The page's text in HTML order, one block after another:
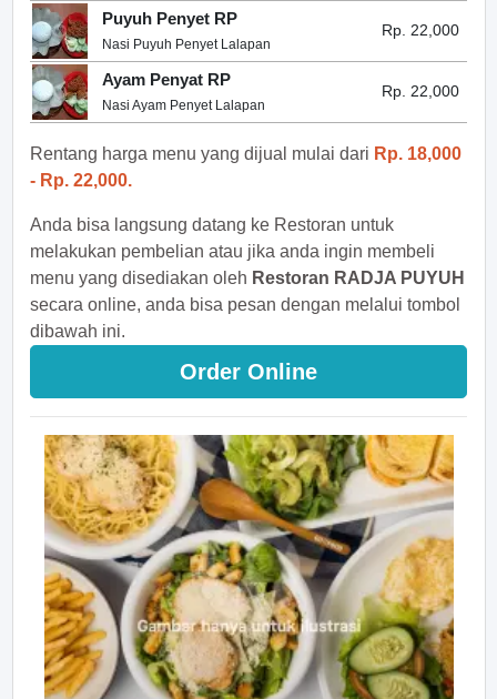
Puyuh Penyet RP
Nasi Puyuh Penyet Lalapan
Rp. 22,000
Ayam Penyat RP
Nasi Ayam Penyet Lalapan
Rp. 22,000
Rentang harga menu yang dijual mulai dari Rp. 18,000
- Rp. 22,000.
Anda bisa langsung datang ke Restoran untuk
melakukan pembelian atau jika anda ingin membeli
menu yang disediakan oleh Restoran RADJA PUYUH
secara online, anda bisa pesan dengan melalui tombol
dibawah ini.
Order Online